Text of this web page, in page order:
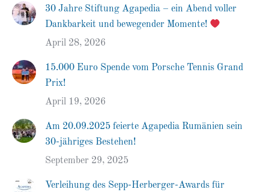
30 Jahre Stiftung Agapedia – ein Abend voller
Dankbarkeit und bewegender Momente!
April 28, 2026
15.000 Euro Spende vom Porsche Tennis Grand
Prix!
April 19, 2026
Am 20.09.2025 feierte Agapedia Rumänien sein
30-jähriges Bestehen!
September 29, 2025
Verleihung des Sepp-Herberger-Awards für